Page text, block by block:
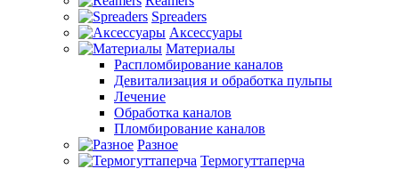
Spreaders
Аксессуары
Материалы
Распломбирование каналов
Девитализация и обработка пульпы
Лечение
Обработка каналов
Пломбирование каналов
Разное
Термогуттаперча